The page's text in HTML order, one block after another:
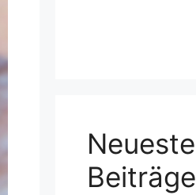
Neueste
Beiträge